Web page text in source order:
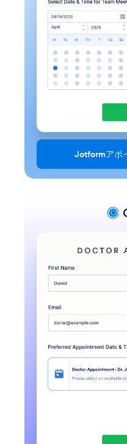
Jotformアポ